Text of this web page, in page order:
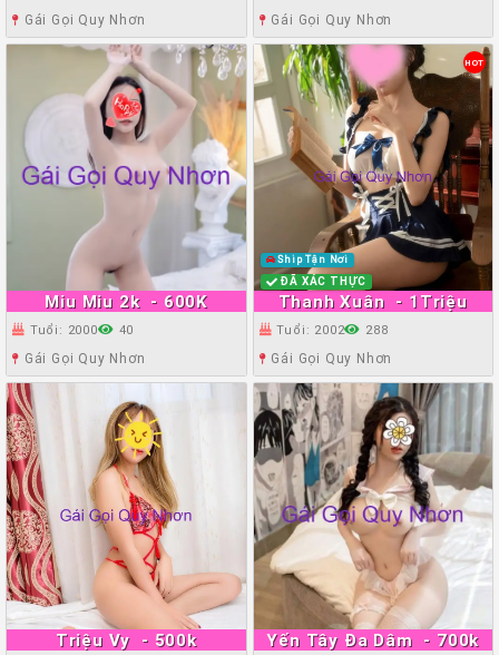
Gái Gọi Quy Nhơn Gái Gọi Quy Nhơn
Miu Miu 2k - 600K
Tuổi: 2000 40
Gái Gọi Quy Nhơn
Thanh Xuân - 1Triệu
HOT
Ship Tận Nơi
ĐÃ XÁC THỰC
Tuổi: 2002 288
Gái Gọi Quy Nhơn
Triệu Vy - 500k Yến Tây Đa Dâm - 700k